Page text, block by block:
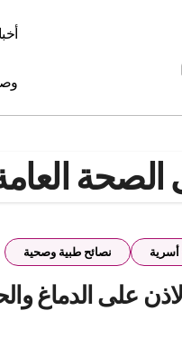
أسرية نصائح طبية وصحية
على الدماغ